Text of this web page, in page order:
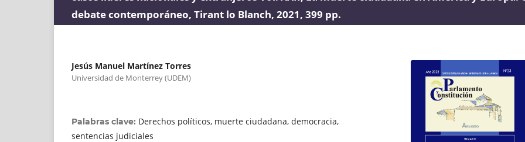
debate contemporáneo, Tirant lo Blanch, 2021, 399 pp.
Jesús Manuel Martínez Torres
Universidad de Monterrey (UDEM)
Palabras clave: Derechos políticos, muerte ciudadana, democracia,
sentencias judiciales